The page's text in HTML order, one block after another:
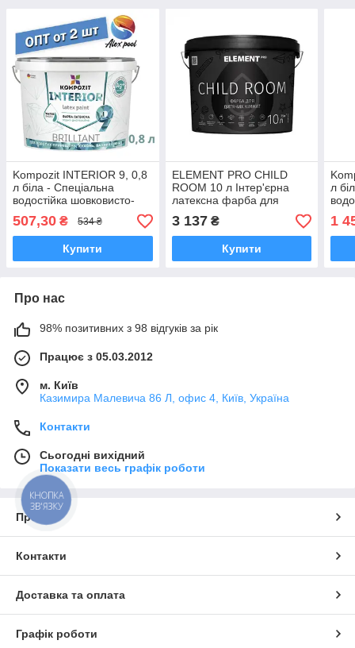
Kompozit INTERIOR 9, 0,8
л біла - Спеціальна
водостійка шовковисто-
матова латексна фарба з
іонами срібла
507,30 ₴ 534 ₴
Купити
ELEMENT PRO CHILD
ROOM 10 л Інтер'єрна
латексна фарба для
дитячих кімнат,
шовковисто-матова
3 137₴
Купити
л
1
Про нас
98% позитивних з 98 відгуків за рік
Працює з 05.03.2012
м. Київ
Казимира Малевича 86 Л, офис 4, Київ, Україна
Контакти
Сьогодні вихідний
Показати весь графік роботи
Про нас
Контакти
Доставка та оплата
Графік роботи
КНОПКА
ЗВ'ЯЗКУ